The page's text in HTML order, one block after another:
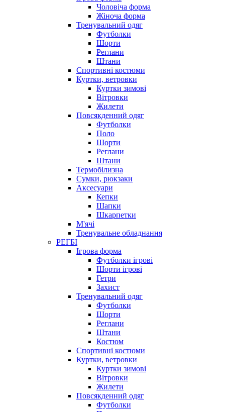
Чоловіча форма
Жіноча форма
Тренувальний одяг
Футболки
Шорти
Реглани
Штани
Спортивні костюми
Куртки, ветровки
Куртки зимові
Вітровки
Жилети
Повсякденний одяг
Футболки
Поло
Шорти
Реглани
Штани
Термобілизна
Сумки, рюкзаки
Аксесуари
Кепки
Шапки
Шкарпетки
М'ячі
Тренувальне обладнання
РЕГБІ
Ігрова форма
Футболки ігрові
Шорти ігрові
Гетри
Захист
Тренувальний одяг
Футболки
Шорти
Реглани
Штани
Костюм
Спортивні костюми
Куртки, ветровки
Куртки зимові
Вітровки
Жилети
Повсякденний одяг
Футболки